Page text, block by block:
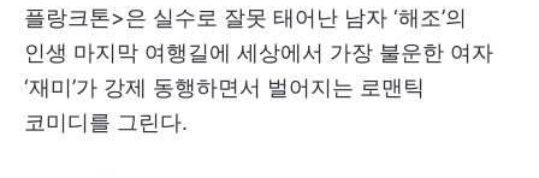
플랑크톤>​은 실수로 잘못 태어난 남자 ‘해조’의
인생 마지막 여행길에 세상에서 가장 불운한 여자
‘재미’가 강제 동행하면서 벌어지는 로맨틱
코미디를 그린다.